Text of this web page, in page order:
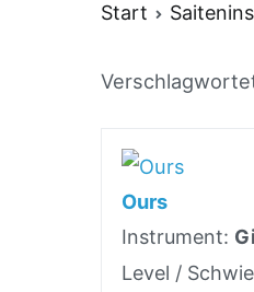
Start
Ours
Instrument:
Level /